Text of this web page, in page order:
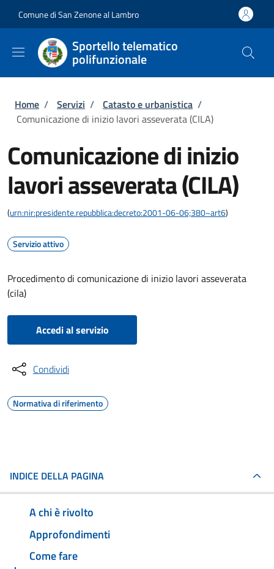
Comune di San Zenone al Lambro
Sportello telematico
polifunzionale
Briciole di pane
Home / Servizi / Catasto e urbanistica /
Comunicazione di inizio lavori asseverata (CILA)
Comunicazione di inizio
lavori asseverata (CILA)
(urn:nir:presidente.repubblica:decreto:2001-06-06;380~art6)
Servizio attivo
Procedimento di comunicazione di inizio lavori asseverata
(cila)
Accedi al servizio
Condividi
Normativa di riferimento
INDICE DELLA PAGINA
A chi è rivolto
Approfondimenti
Come fare